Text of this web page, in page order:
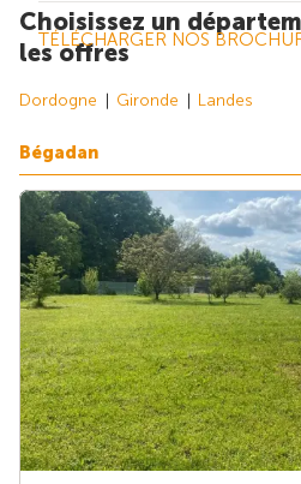
TÉLÉCHARGER NOS
Choisissez un
les offres
Dordogne Gironde Landes
Bégadan